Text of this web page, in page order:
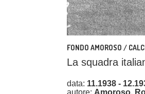
FONDO AMOROSO /
La squadra
data: 11.1938 -
autore: Amoroso,